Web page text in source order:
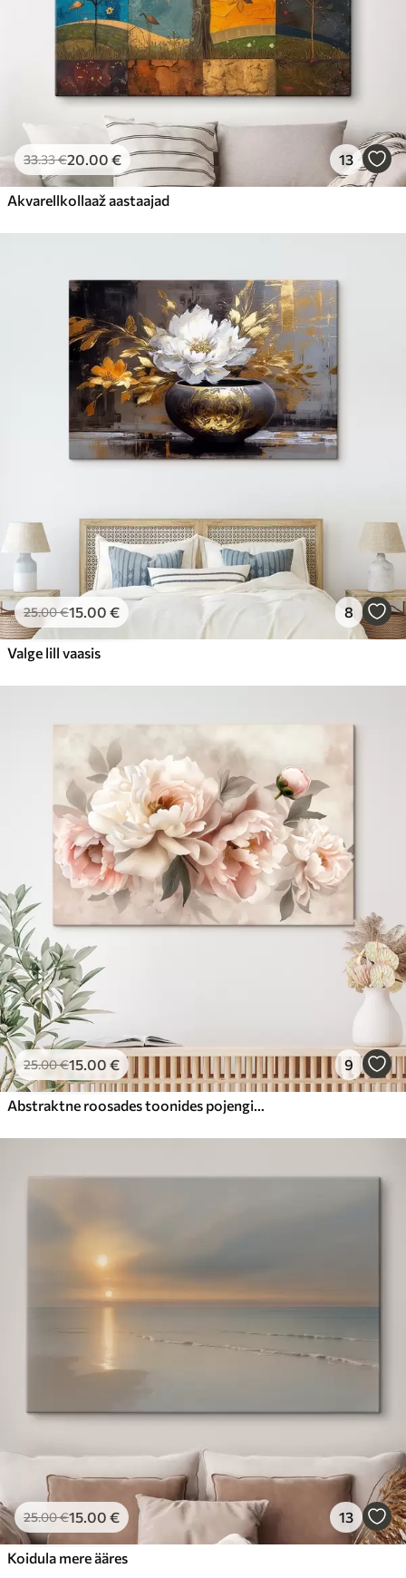
33.33€20.00 € 13
Akvarellkollaaž aastaajad
25.00€15.00 € 8
Valge lill vaasis
25.00€15.00 € 9
Abstraktne roosades toonides pojengide kimp
25.00€15.00 € 13
Koidula mere ääres